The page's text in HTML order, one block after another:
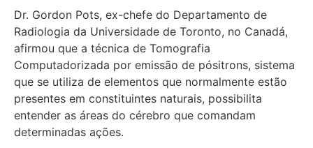
Dr. Gordon Pots, ex-chefe do Departamento de
Radiologia da Universidade de Toronto, no Canadá,
afirmou que a técnica de Tomografia
Computadorizada por emissão de pósitrons, sistema
que se utiliza de elementos que normalmente estão
presentes em constituintes naturais, possibilita
entender as áreas do cérebro que comandam
determinadas ações.